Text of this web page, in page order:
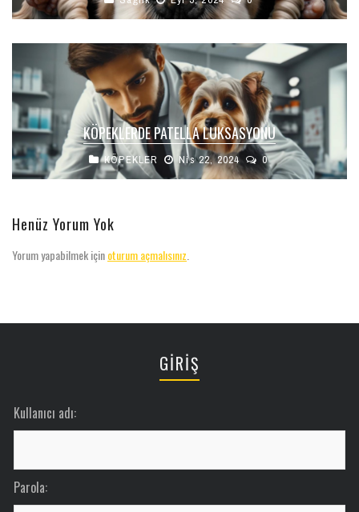
KÖPEKLERDE PATELLA LUKSASYONU
KÖPEKLER Nis 22, 2024 0
Henüz Yorum Yok
Yorum yapabilmek içinoturum açmalısınız
GİRİŞ
Kullanıcı adı:
Parola: